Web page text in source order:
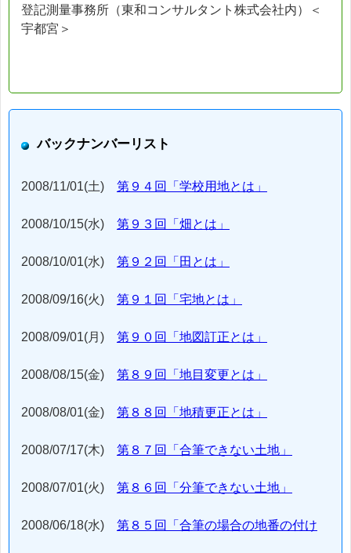
登記測量事務所（東和コンサルタント株式会社内）＜
宇都宮＞
バックナンバーリスト
2008/11/01(土) 第９４回「学校用地とは」
2008/10/15(水) 第９３回「畑とは」
2008/10/01(水) 第９２回「田とは」
2008/09/16(火) 第９１回「宅地とは」
2008/09/01(月) 第９０回「地図訂正とは」
2008/08/15(金) 第８９回「地目変更とは」
2008/08/01(金) 第８８回「地積更正とは」
2008/07/17(木) 第８７回「合筆できない土地」
2008/07/01(火) 第８６回「分筆できない土地」
2008/06/18(水) 第８５回「合筆の場合の地番の付け